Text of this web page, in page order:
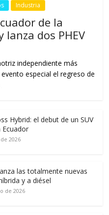
Industria
de la
lanza dos PHEV
independiente más
especial el regreso de
Hybrid: el debut de un SUV
Ecuador
2026
las totalmente nuevas
y a diésel
de 2026